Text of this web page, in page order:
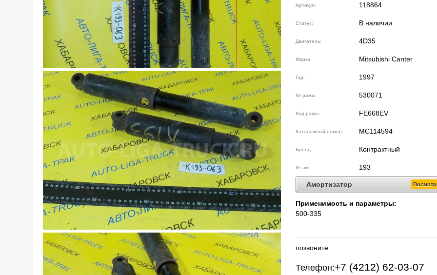
Артикул: 118864
Статус: В наличии
Двигатель: 4D35
Марка: Mitsubishi Canter
Год: 1997
№ рамы: 530071
Код рамы: FE668EV
Каталожный номер: MC114594
Бренд: Контрактный
№ ам: 193
Амортизатор
Применимость и параметры:
500-335
позвоните
Телефон:+7 (4212) 62-03-07